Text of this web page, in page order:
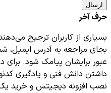
ارسال
حرف آخر
بسیاری از کاربران ترجیح
بجای مراجعه به آدرس ایمیل،
عبور برایشان پیامک شود. برای
داشتن دانش فنی و یادگیری
نصب افزونه دیجیتس و خرید یک